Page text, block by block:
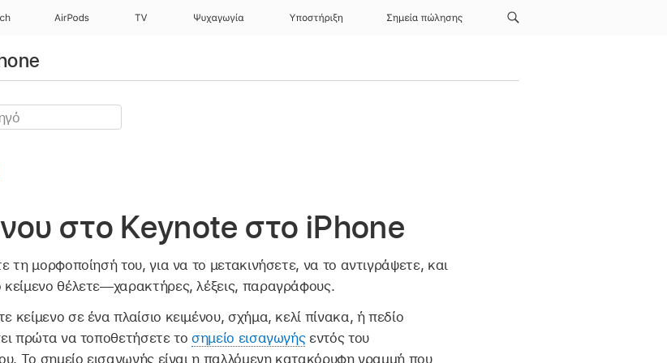
AirPods TV Ψυχαγωγία Υποστήριξη Σημεία πώλησης
στο Keynote στο iPhone
τη μορφοποίησή του, για να το μετακινήσετε, να το αντιγράψετε, και
θέλετε—χαρακτήρες, λέξεις, παραγράφους.
κείμενο σε ένα πλαίσιο κειμένου, σχήμα, κελί πίνακα, ή πεδίο
πρώτα να τοποθετήσετε τοσημείο εισαγωγήςεντός του
Το σημείο εισαγωγής είναι η παλλόμενη κατακόρυφη γραμμή που